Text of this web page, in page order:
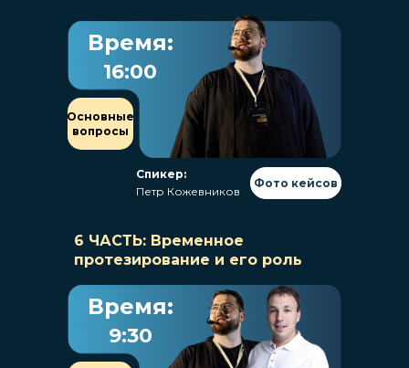
Спикер:
Петр Кожевников
16:00
Время:
Фото кейсов
Основные
вопросы
6 ЧАСТЬ: Временное
протезирование и его роль
9:30
Время: